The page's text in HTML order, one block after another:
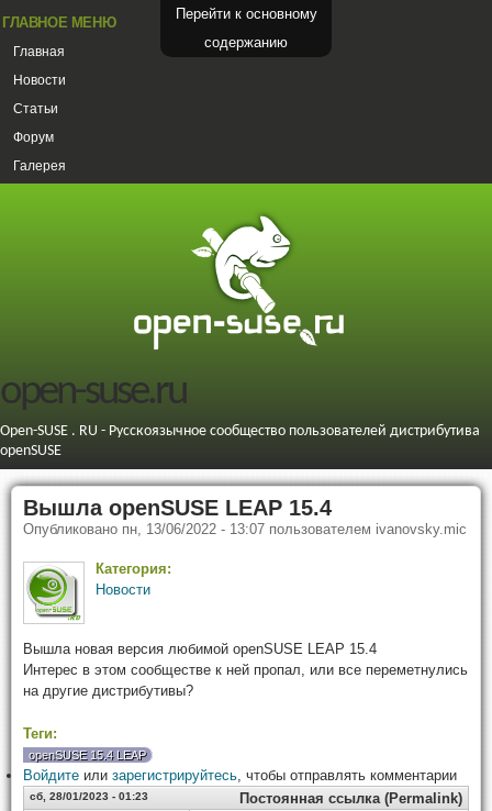
Перейти к основному
содержанию
ГЛАВНОЕ МЕНЮ
Главная
Новости
Статьи
Форум
Галерея
open-suse.ru
Open-SUSE . RU - Русскоязычное сообщество пользователей дистрибутива
openSUSE
Вышла openSUSE LEAP 15.4
Опубликовано пн, 13/06/2022 - 13:07 пользователем ivanovsky.mic
Категория:
Новости
Вышла новая версия любимой openSUSE LEAP 15.4
Интерес в этом сообществе к ней пропал, или все переметнулись
на другие дистрибутивы?
Теги:
openSUSE 15.4 LEAP
Войдите или зарегистрируйтесь , чтобы отправлять комментарии
сб, 28/01/2023 - 01:23 Постоянная ссылка (Permalink)